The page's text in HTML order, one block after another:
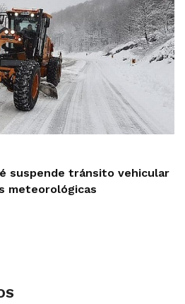
suspende tránsito vehicular
meteorológicas